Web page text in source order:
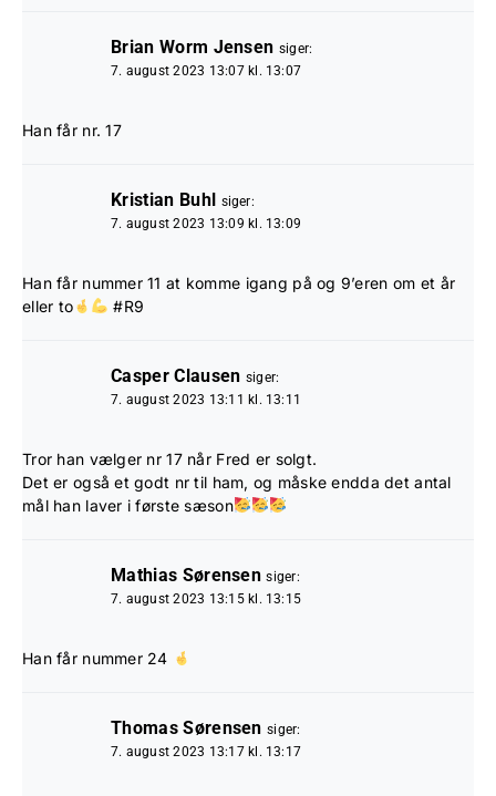
Brian Worm Jensen siger:
7. august 2023 13:07 kl. 13:07
Han får nr. 17
Kristian Buhl siger:
7. august 2023 13:09 kl. 13:09
Han får nummer 11 at komme igang på og 9’eren om et år
eller to
#R9
Casper Clausen siger:
7. august 2023 13:11 kl. 13:11
Tror han vælger nr 17 når Fred er solgt.
Det er også et godt nr til ham, og måske endda det antal
mål han laver i første sæson
Mathias Sørensen siger:
7. august 2023 13:15 kl. 13:15
Han får nummer 24
Thomas Sørensen siger:
7. august 2023 13:17 kl. 13:17